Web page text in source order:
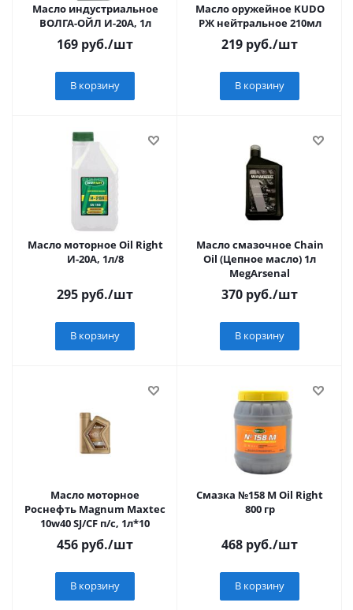
Масло индустриальное
ВОЛГА-ОЙЛ И-20А, 1л
169 руб./шт
В корзину
Масло оружейное KUDO
РЖ нейтральное 210мл
219 руб./шт
В корзину
Масло моторное Oil Right
И-20А, 1л/8
295 руб./шт
В корзину
Масло смазочное Chain
Oil (Цепное масло) 1л
MegArsenal
370 руб./шт
В корзину
Масло моторное
Роснефть Magnum Maxtec
10w40 SJ/CF п/с, 1л*10
456 руб./шт
В корзину
Смазка №158 М Oil Right
800 гр
468 руб./шт
В корзину